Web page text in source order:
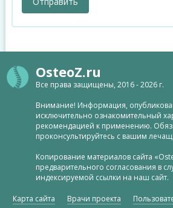
OsteoZ.ru
Все права защищены, 2016 - 2026 г.
Внимание! Информация,
исключительно ознакомительный
рекомендацией к применению.
проконсультируйтесь с вашим
Копирование материалов сайта
предварительного согласования в
индексируемой ссылки на наш сайт.
Карта сайта Врачи проекта